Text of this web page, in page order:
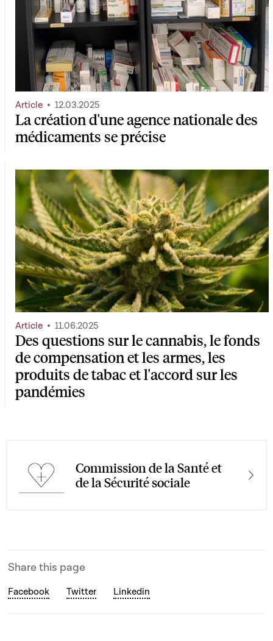
La création d'une agence nationale des
médicaments se précise
Article 12.03.2025
Des questions sur le cannabis, le fonds
de compensation et les armes, les
produits de tabac et l'accord sur les
pandémies
Article 11.06.2025
Commission de la Santé et
de la Sécurité sociale
Share this page
Facebook Twitter Linkedin